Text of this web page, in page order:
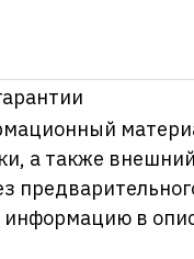
а также
информацию в